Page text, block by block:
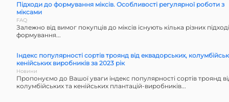
Підходи до формування міксів. Особливості регулярної роботи з
міксами
FAQ
Залежно від вимог покупців до міксів існують кілька різних
формування...
Індекс популярності сортів троянд від еквадорських,
кенійських виробників за 2023 рік
Новини
Пропонуємо до Вашої уваги індекс популярності сортів троянд
колумбійських та кенійських плантацій-виробників...